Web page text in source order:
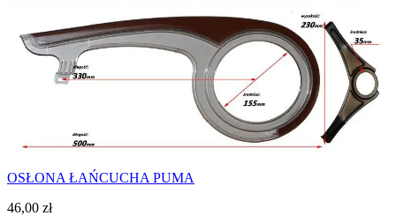
OSŁONA ŁAŃCUCHA PUMA
46,00 zł